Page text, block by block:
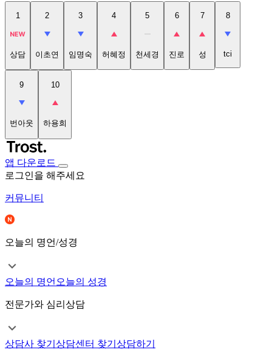
1
상담
2
이초연
3
임명숙
4
허혜정
5
천세경
6
진로
7
성
8
tci
9
번아웃
10
하용희
앱 다운로드
로그인을 해주세요
커뮤니티
오늘의 명언/성경
오늘의 명언 오늘의 성경
전문가와 심리상담
상담사 찾기 상담센터 찾기 상담하기